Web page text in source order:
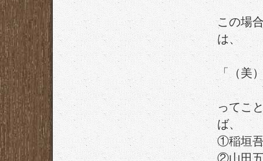
この場
は、
「（美
ってこ
ば、
①稲垣
②山田